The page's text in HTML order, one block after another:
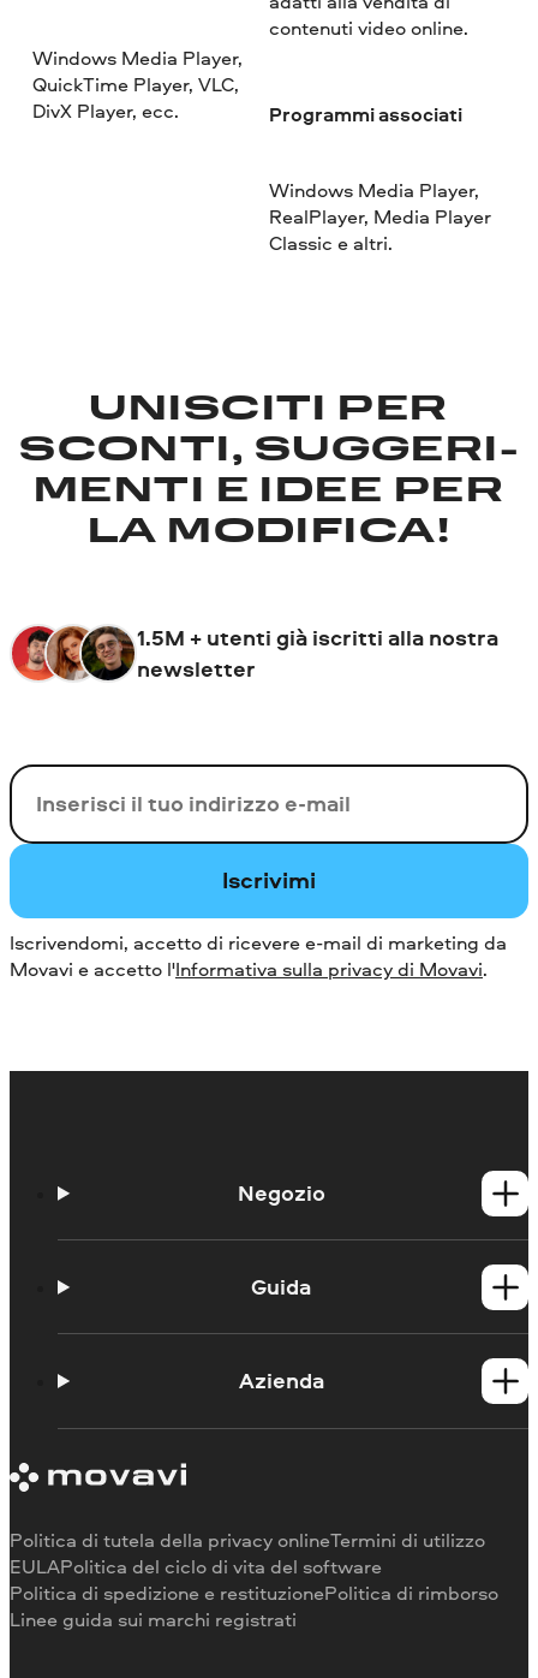
Windows Media Player,
QuickTime Player, VLC,
DivX Player, ecc.
contenuti video online.
Programmi associati
Windows Media Player,
RealPlayer, Media Player
Classic e altri.
UNISCITI PER
SCONTI, SUGGERI­
MENTI E IDEE PER
LA MODIFICA!
1.5M + utenti già iscritti alla nostra
newsletter
La tua e-mail
Iscrivimi
Iscrivendomi, accetto di ricevere e-mail di marketing da
Movavi e accetto l'Informativa sulla privacy di Movavi.
Negozio
Prodotti per Mac
Guida
Portale didattico
Limitazioni della versione di prova
Rimborso
Azienda
Testimonianze
Perché scegliere noi
Per il lavoro
Politica di tutela della privacy onlineTermini di utilizzo
EULAPolitica del ciclo di vita del software
Politica di spedizione e restituzionePolitica di rimborso
Linee guida sui marchi registrati